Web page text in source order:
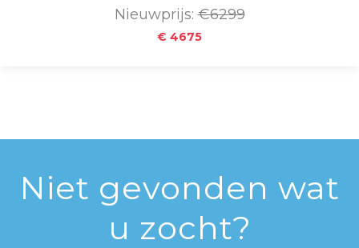
Nieuwprijs:€6299
€ 4675
Niet gevonden wat
u zocht?